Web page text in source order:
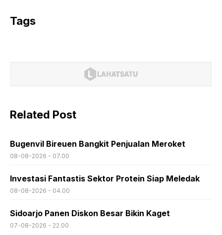
Tags
Related Post
Bugenvil Bireuen Bangkit Penjualan Meroket
08-08-2026 - 07.00
Investasi Fantastis Sektor Protein Siap Meledak
08-08-2026 - 04.00
Sidoarjo Panen Diskon Besar Bikin Kaget
07-08-2026 - 22.00